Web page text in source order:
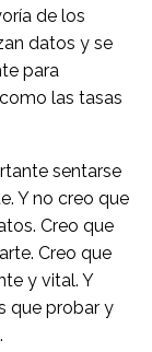
de los
datos y se
para
las tasas
sentarse
Y no creo que
Creo que
Creo que
y vital. Y
que probar y